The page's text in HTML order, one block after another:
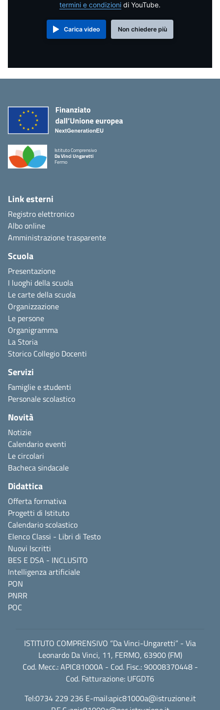
termini e condizioni di YouTube.
Carica video Non chiedere più
Istituto Comprensivo
Da Vinci Ungaretti
Fermo
Link esterni
Registro elettronico
Albo online
Amministrazione trasparente
Scuola
Presentazione
I luoghi della scuola
Le carte della scuola
Organizzazione
Le persone
Organigramma
La Storia
Storico Collegio Docenti
Servizi
Famiglie e studenti
Personale scolastico
Novità
Notizie
Calendario eventi
Le circolari
Bacheca sindacale
Didattica
Offerta formativa
Progetti di Istituto
Calendario scolastico
Elenco Classi - Libri di Testo
Nuovi Iscritti
BES E DSA - INCLUSITO
Intelligenza artificiale
PON
PNRR
POC
ISTITUTO COMPRENSIVO “Da Vinci-Ungaretti” - Via
Leonardo Da Vinci, 11, FERMO, 63900 (FM)
Cod. Mecc.: APIC81000A - Cod. Fisc.: 90008370448 -
Cod. Fatturazione: UFGDT6
Tel:0734 229 236 E-mail:apic81000a@istruzione.it